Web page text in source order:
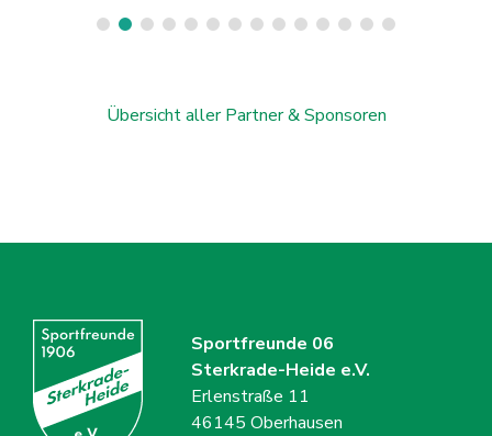
Übersicht aller Partner & Sponsoren
Sportfreunde 06
Sterkrade-Heide e.V.
Erlenstraße 11
46145 Oberhausen